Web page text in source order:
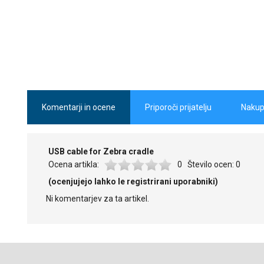
Komentarji in ocene
Priporoči prijatelju
USB cable for Zebra cradle
Ocena artikla:
0 Število ocen: 0
(ocenjujejo lahko le registrirani uporabniki)
Ni komentarjev za ta artikel.